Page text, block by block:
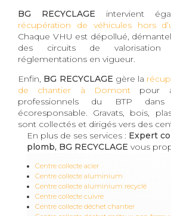
BG RECYCLAGE intervient
récupération de véhicules hors
Chaque VHU est dépollué,
des circuits de valorisation
réglementations en vigueur.
Enfin, BG RECYCLAGE gère la
de chantier à Domont pour
professionnels du BTP
écoresponsable. Gravats, bois,
sont collectés et dirigés vers des
En plus de ses services : Expert
plomb, BG RECYCLAGE vous
Centre collecte acier
Centre collecte aluminium
Centre collecte aluminium recyclé
Centre collecte cuivre
Centre collecte déchet chantier